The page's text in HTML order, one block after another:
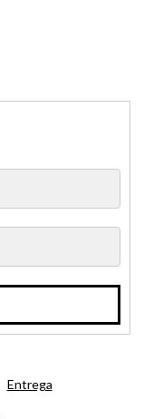
Entrega